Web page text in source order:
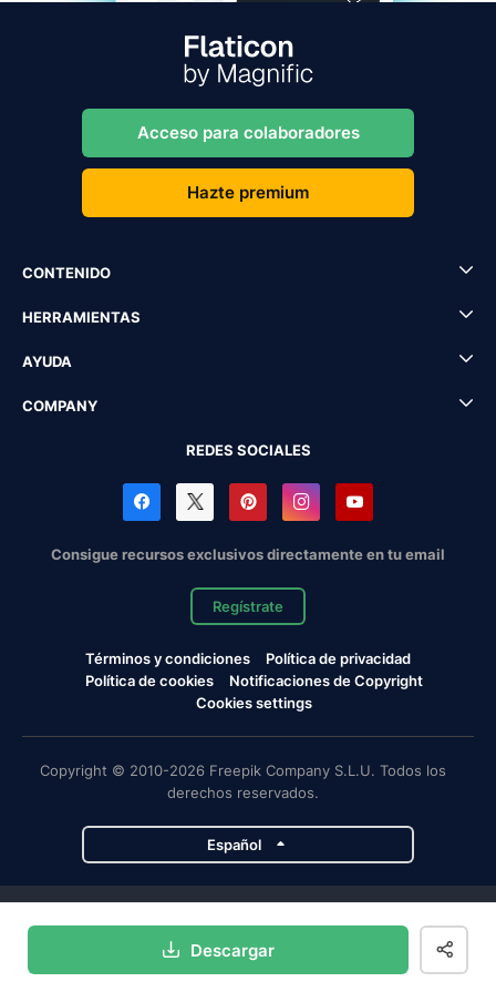
Descargar
Acceso para colaboradores
Hazte premium
CONTENIDO
HERRAMIENTAS
AYUDA
COMPANY
REDES SOCIALES
Consigue recursos exclusivos directamente en tu email
Regístrate
Términos y condiciones
Política de privacidad
Política de cookies
Notificaciones de Copyright
Cookies settings
Copyright © 2010-2026 Freepik Company S.L.U. Todos los
derechos reservados.
Español
Magnific Flaticon